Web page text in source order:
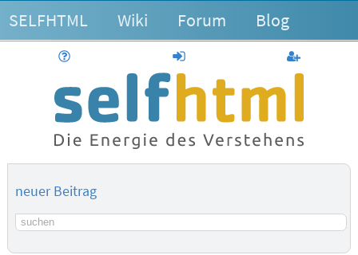
SELFHTML Wiki Forum Blog
anmelden
neuer Beitrag
Suchbegriff